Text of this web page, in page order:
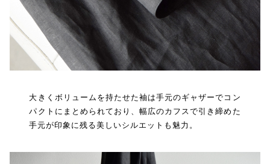
大きくボリュームを持たせた袖は手元のギャザーでコン
パクトにまとめられており、幅広のカフスで引き締めた
手元が印象に残る美しいシルエットも魅力。